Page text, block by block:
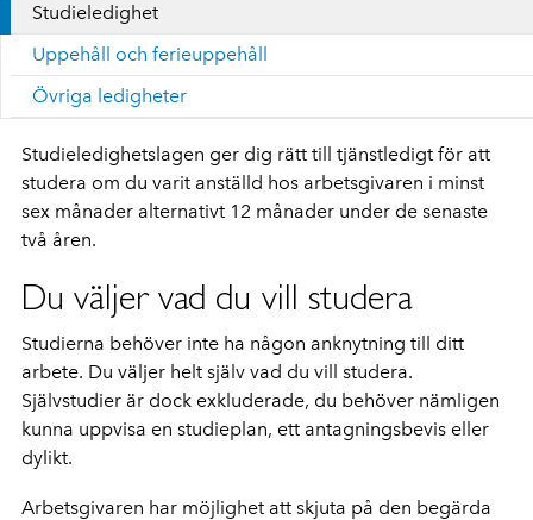
Studieledighet
Uppehåll och ferieuppehåll
Övriga ledigheter
Studieledighetslagen ger dig rätt till tjänstledigt för att
studera om du varit anställd hos arbetsgivaren i minst
sex månader alternativt 12 månader under de senaste
två åren.
Du väljer vad du vill studera
Studierna behöver inte ha någon anknytning till ditt
arbete. Du väljer helt själv vad du vill studera.
Självstudier är dock exkluderade, du behöver nämligen
kunna uppvisa en studieplan, ett antagningsbevis eller
dylikt.
Arbetsgivaren har möjlighet att skjuta på den begärda